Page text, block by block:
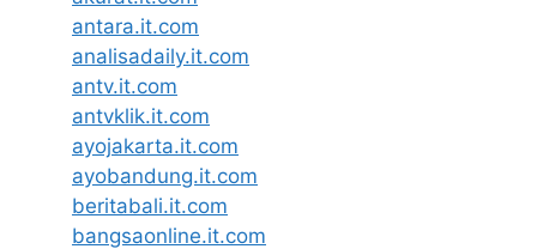
antara.it.com
analisadaily.it.com
antv.it.com
antvklik.it.com
ayojakarta.it.com
ayobandung.it.com
beritabali.it.com
bangsaonline.it.com